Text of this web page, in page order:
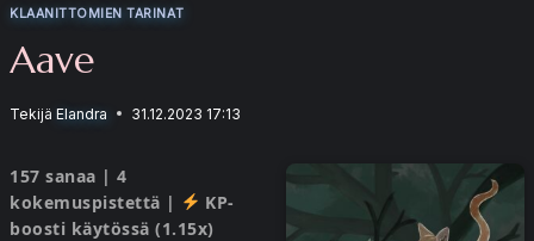
KLAANITTOMIEN TARINAT
Aave
Tekijä Elandra 31.12.2023 17:13
157 sanaa | 4
kokemuspistettä |
KP-
boosti käytössä (1.15x)